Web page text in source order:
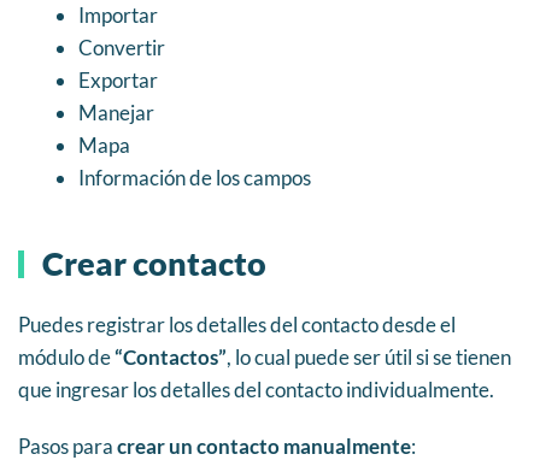
Importar
Convertir
Exportar
Manejar
Mapa
Información de los campos
Crear contacto
Puedes registrar los detalles del contacto desde el
módulo de“Contactos”, lo cual puede ser útil si se tienen
que ingresar los detalles del contacto individualmente.
Pasos paracrear un contacto manualmente: